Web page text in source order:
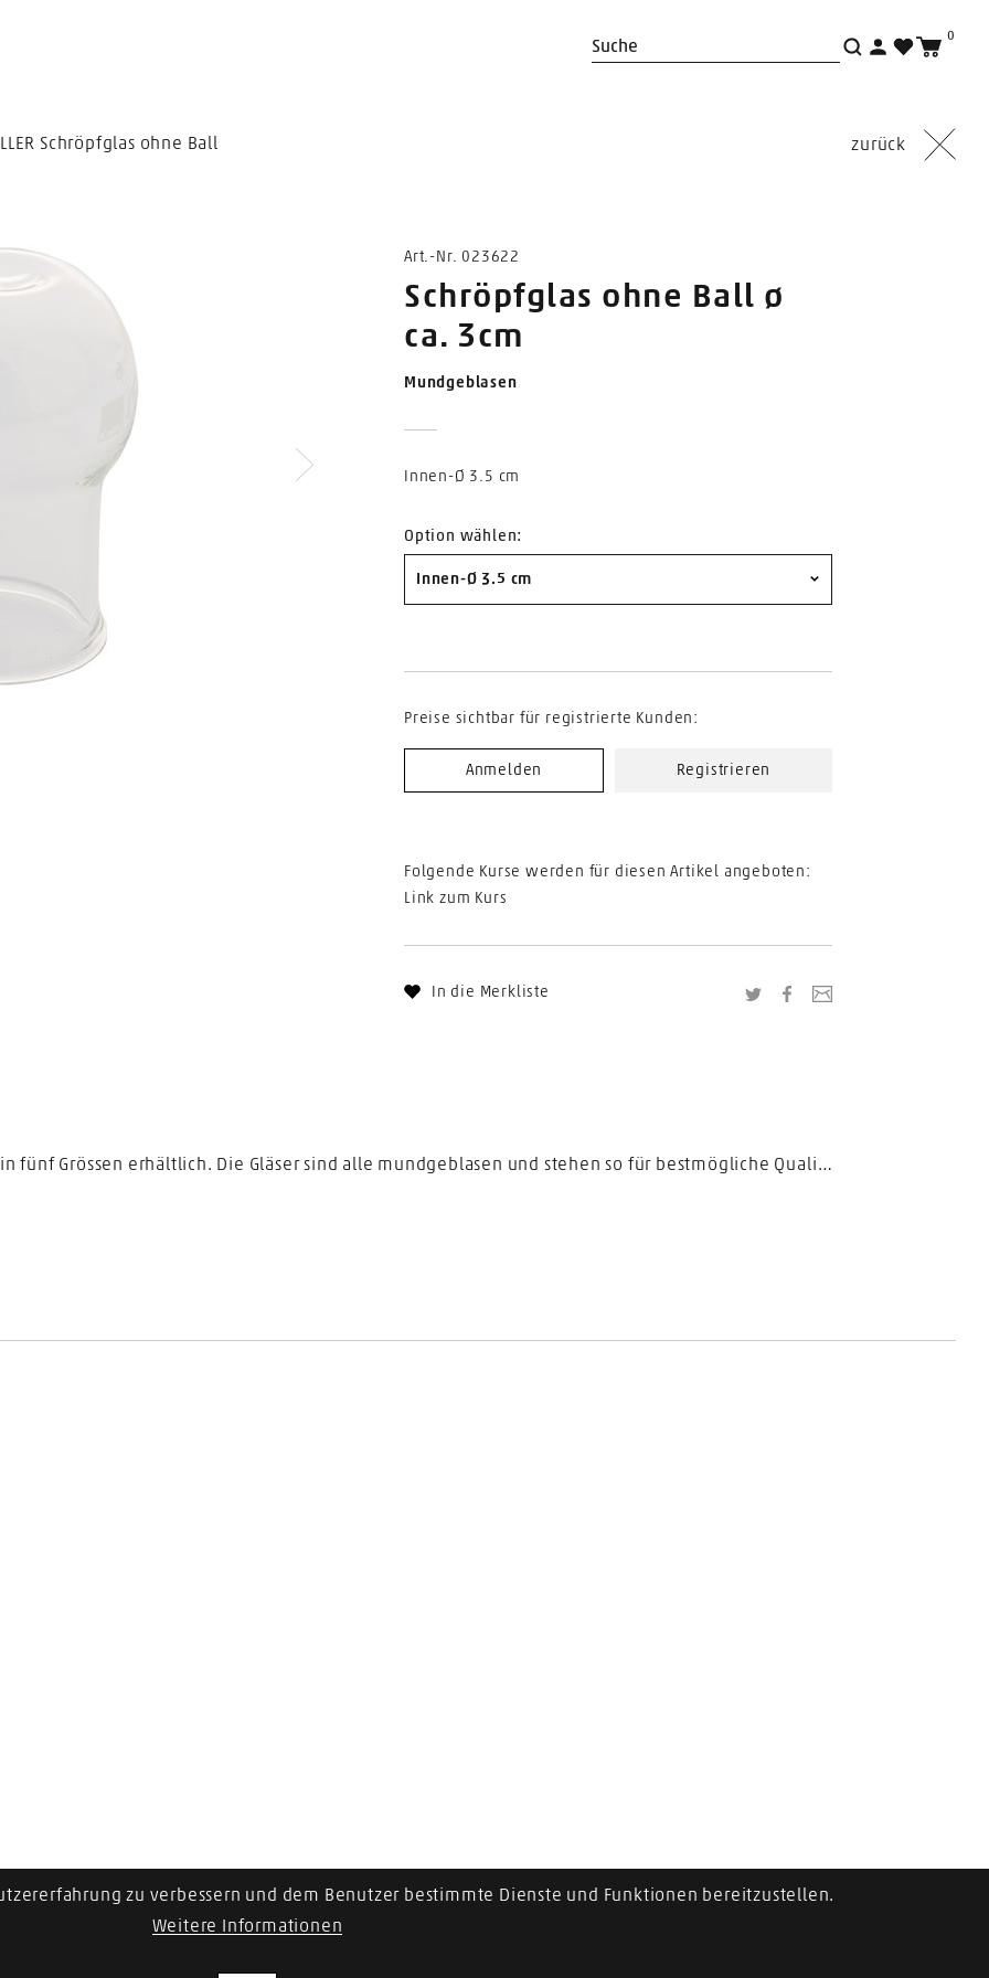
Suche
0
Schröpfglas ohne Ball zurück
Art.-Nr. 023622
Schröpfglas ohne Ball ø
ca. 3cm
Mundgeblasen
Innen-Ø 3.5 cm
Option wählen:
Innen-Ø 3.5 cm
Preise sichtbar für registrierte Kunden:
Anmelden Registrieren
Folgende Kurse werden für diesen Artikel angeboten:
Link zum Kurs
In die Merkliste TwitterFacebook
Die Schröpfgläser aus Glas ohne Ball sind in fünf Grössen erhältlich. Die Gläser sind alle mundgeblasen und stehen so für bestmögliche Qualität.
zu verbessern und dem Benutzer bestimmte Dienste und Funktionen bereitzustellen.
Weitere Informationen